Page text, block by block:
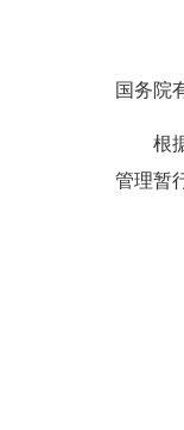
国务院
根据
管理暂